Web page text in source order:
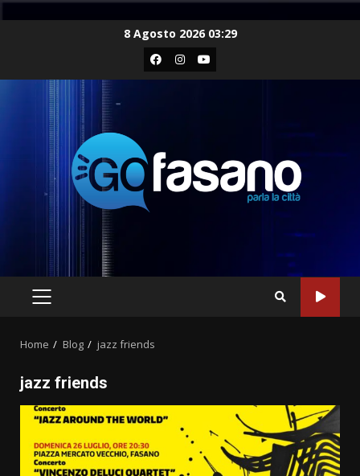
8 Agosto 2026 03:29
Facebook
Instagram
Youtube
PRIMARY
Home Blog jazz friends
jazz friends